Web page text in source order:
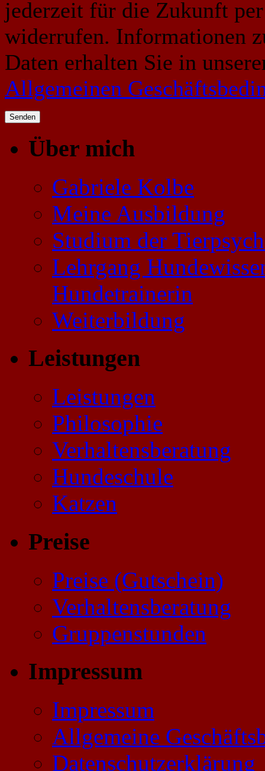
jederzeit für die Zukunft
widerrufen. Informationen
Daten erhalten Sie in
Allgemeinen
Über mich
Gabriele Kolbe
Meine Ausbildung
Studium der
Lehrgang
Hundetrainerin
Weiterbildung
Leistungen
Leistungen
Philosophie
Verhaltensberatung
Hundeschule
Katzen
Preise
Preise (Gutschein)
Verhaltensberatung
Gruppenstunden
Impressum
Impressum
Allgemeine
Datenschutzerklärung